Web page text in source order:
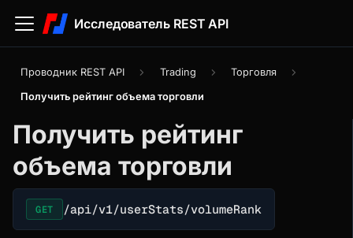
Исследователь REST API
Проводник REST API Trading Торговля
Получить рейтинг объема торговли
Получить рейтинг
объема торговли
GET /api/v1/userStats/volumeRank